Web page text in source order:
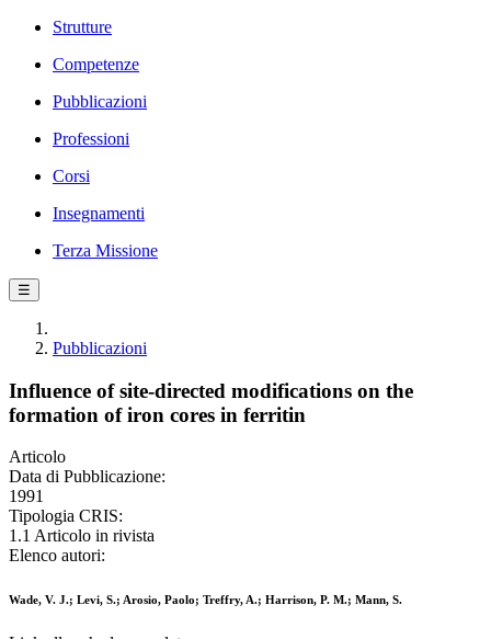
Strutture
Competenze
Pubblicazioni
Professioni
Corsi
Insegnamenti
Terza Missione
☰
Pubblicazioni
Influence of site-directed modifications on the
formation of iron cores in ferritin
Articolo
Data di Pubblicazione:
1991
Tipologia CRIS:
1.1 Articolo in rivista
Elenco autori:
Wade, V. J.; Levi, S.; Arosio, Paolo; Treffry, A.; Harrison, P. M.; Mann, S.